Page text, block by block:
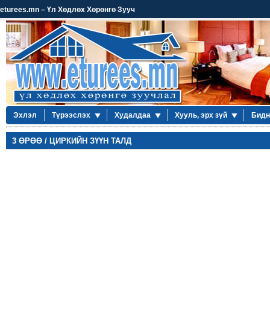
eturees.mn – Үл Хөдлөх Хөрөнгө Зууч
Эхлэл Түрээслэх Худалдаа Хууль, эрх зүй
3 ӨРӨӨ / ЦИРКИЙН ЗҮҮН ТАЛД